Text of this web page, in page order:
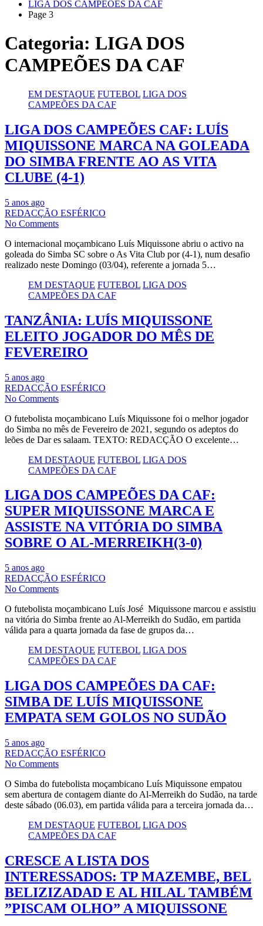
LIGA DOS CAMPEÕES DA CAF
Page 3
Categoria: LIGA DOS
CAMPEÕES DA CAF
EM DESTAQUE FUTEBOL LIGA DOS
CAMPEÕES DA CAF
LIGA DOS CAMPEÕES CAF: LUÍS
MIQUISSONE MARCA NA GOLEADA
DO SIMBA FRENTE AO AS VITA
CLUBE (4-1)
5 anos ago
REDACÇÃO ESFÉRICO
No Comments
O internacional moçambicano Luís Miquissone abriu o activo na
goleada do Simba SC sobre o As Vita Club por (4-1), num desafio
realizado neste Domingo (03/04), referente a jornada 5…
EM DESTAQUE FUTEBOL LIGA DOS
CAMPEÕES DA CAF
TANZÂNIA: LUÍS MIQUISSONE
ELEITO JOGADOR DO MÊS DE
FEVEREIRO
5 anos ago
REDACÇÃO ESFÉRICO
No Comments
O futebolista moçambicano Luís Miquissone foi o melhor jogador
do Simba no mês de Fevereiro de 2021, segundo os adeptos do
leões de Dar es salaam. TEXTO: REDACÇÃO O excelente…
EM DESTAQUE FUTEBOL LIGA DOS
CAMPEÕES DA CAF
LIGA DOS CAMPEÕES DA CAF:
SUPER MIQUISSONE MARCA E
ASSISTE NA VITÓRIA DO SIMBA
SOBRE O AL-MERREIKH(3-0)
5 anos ago
REDACÇÃO ESFÉRICO
No Comments
O futebolista moçambicano Luís José Miquissone marcou e assistiu
na vitória do Simba frente ao Al-Merreikh do Sudão, em partida
válida para a quarta jornada da fase de grupos da…
EM DESTAQUE FUTEBOL LIGA DOS
CAMPEÕES DA CAF
LIGA DOS CAMPEÕES DA CAF:
SIMBA DE LUÍS MIQUISSONE
EMPATA SEM GOLOS NO SUDÃO
5 anos ago
REDACÇÃO ESFÉRICO
No Comments
O Simba do futebolista moçambicano Luís Miquissone empatou
sem abertura de contagem diante do Al-Merreikh do Sudão, na tarde
deste sábado (06.03), em partida válida para a terceira jornada da…
EM DESTAQUE FUTEBOL LIGA DOS
CAMPEÕES DA CAF
CRESCE A LISTA DOS
INTERESSADOS: TP MAZEMBE, BEL
BELIZIZADAD E AL HILAL TAMBÉM
”PISCAM OLHO” A MIQUISSONE